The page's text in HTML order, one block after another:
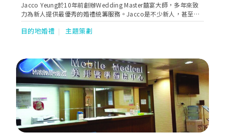
Jacco Yeung於10年前創辦Wedding Master囍宴大師，多年來致
力為新人提供最優秀的婚禮統籌服務。Jacco是不少新人，甚至城
中名人的指定婚禮統籌師，足以印證他非凡的統籌實力。憑著多年
的經驗，無論是二十多人的簡單婚禮或是排場十足的千人宴，
愉快氣氛、新娘子的燦爛笑容是所有婚禮中最可貴的元素，而這份
對快樂的追求更不斷推動Jacco精益求精，希望能令每對新人都有
一個畢身難忘的婚禮。
目的地婚禮 主題策劃